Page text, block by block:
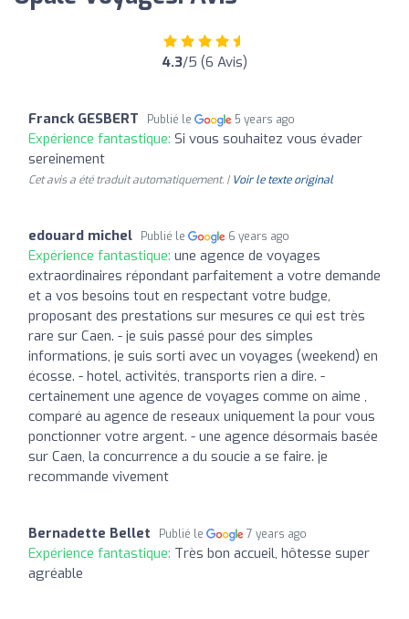
4.3/5 (6 Avis)
Franck GESBERT Publié le 5 years ago
Expérience fantastique: Si vous souhaitez vous évader
sereinement
Cet avis a été traduit automatiquement. | Voir le texte original
edouard michel Publié le 6 years ago
Expérience fantastique: une agence de voyages
extraordinaires répondant parfaitement a votre demande
et a vos besoins tout en respectant votre budge,
proposant des prestations sur mesures ce qui est très
rare sur Caen. - je suis passé pour des simples
informations, je suis sorti avec un voyages (weekend) en
écosse. - hotel, activités, transports rien a dire. -
certainement une agence de voyages comme on aime ,
comparé au agence de reseaux uniquement la pour vous
ponctionner votre argent. - une agence désormais basée
sur Caen, la concurrence a du soucie a se faire. je
recommande vivement
Bernadette Bellet Publié le 7 years ago
Expérience fantastique: Très bon accueil, hôtesse super
agréable